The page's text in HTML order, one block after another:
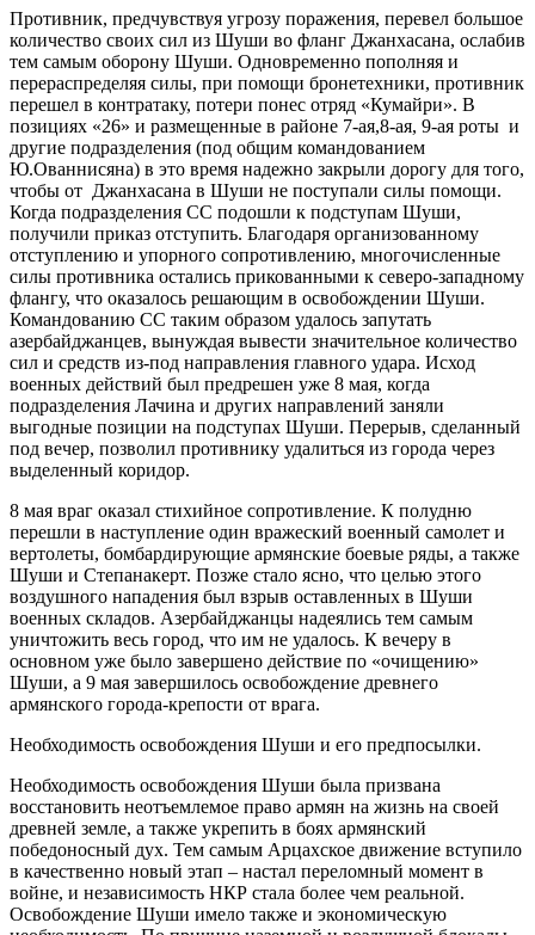
Противник, предчувствуя угрозу поражения, перевел большое
количество своих сил из Шуши во фланг Джанхасана, ослабив
тем самым оборону Шуши. Одновременно пополняя и
перераспределяя силы, при помощи бронетехники, противник
перешел в контратаку, потери понес отряд «Кумайри». В
позициях «26» и размещенные в районе 7-ая,8-ая, 9-ая роты и
другие подразделения (под общим командованием
Ю.Ованнисяна) в это время надежно закрыли дорогу для того,
чтобы от Джанхасана в Шуши не поступали силы помощи.
Когда подразделения СС подошли к подступам Шуши,
получили приказ отступить. Благодаря организованному
отступлению и упорного сопротивлению, многочисленные
силы противника остались прикованными к северо-западному
флангу, что оказалось решающим в освобождении Шуши.
Командованию СС таким образом удалось запутать
азербайджанцев, вынуждая вывести значительное количество
сил и средств из-под направления главного удара. Исход
военных действий был предрешен уже 8 мая, когда
подразделения Лачина и других направлений заняли
выгодные позиции на подступах Шуши. Перерыв, сделанный
под вечер, позволил противнику удалиться из города через
выделенный коридор.
8 мая враг оказал стихийное сопротивление. К полудню
перешли в наступление один вражеский военный самолет и
вертолеты, бомбардирующие армянские боевые ряды, а также
Шуши и Степанакерт. Позже стало ясно, что целью этого
воздушного нападения был взрыв оставленных в Шуши
военных складов. Азербайджанцы надеялись тем самым
уничтожить весь город, что им не удалось. К вечеру в
основном уже было завершено действие по «очищению»
Шуши, а 9 мая завершилось освобождение древнего
армянского города-крепости от врага.
Необходимость освобождения Шуши и его предпосылки.
Необходимость освобождения Шуши была призвана
восстановить неотъемлемое право армян на жизнь на своей
древней земле, а также укрепить в боях армянский
победоносный дух. Тем самым Арцахское движение вступило
в качественно новый этап – настал переломный момент в
войне, и независимость НКР стала более чем реальной.
Освобождение Шуши имело также и экономическую